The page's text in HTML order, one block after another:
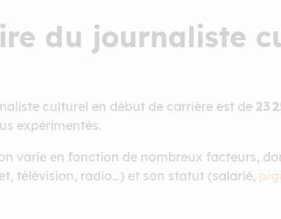
du journaliste
culturel en début de carrière est de 23
expérimentés.
varie en fonction de nombreux facteurs,
télévision, radio…) et son statut (salarié,